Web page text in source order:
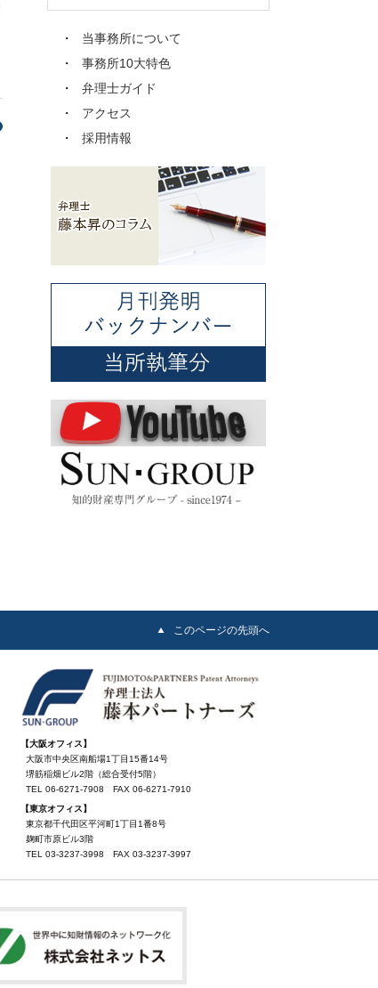
当事務所について
事務所10大特色
弁理士ガイド
アクセス
採用情報
このページの先頭へ
【大阪オフィス】
大阪市中央区南船場1丁目15番14号
堺筋稲畑ビル2階（総合受付5階）
TEL 06-6271-7908 FAX 06-6271-7910
【東京オフィス】
東京都千代田区平河町1丁目1番8号
麹町市原ビル3階
TEL 03-3237-3998 FAX 03-3237-3997